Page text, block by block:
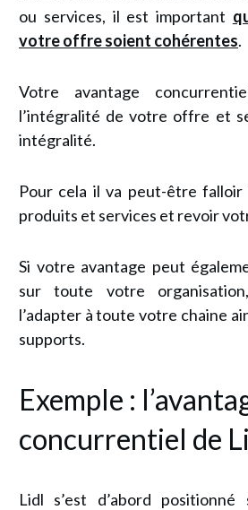
ou services, il est important
votre offre soient cohérentes.
Votre avantage
l’intégralité de votre offre et
intégralité.
Pour cela il va peut-être
produits et services et revoir
Si votre avantage peut
sur toute votre
l’adapter à toute votre chaine
supports.
Exemple :
concurrentiel de
Lidl s’est d’abord